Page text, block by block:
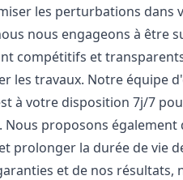
les perturbations dans
nous engageons à être
compétitifs et
les travaux. Notre équipe
à votre disposition 7j/7
proposons également
prolonger la durée de vie
et de nos résultats,